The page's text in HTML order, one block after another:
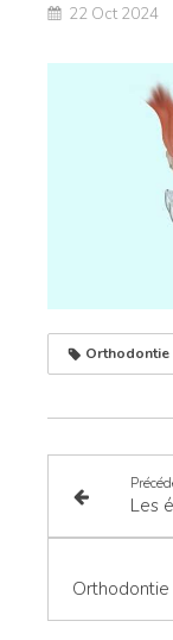
22 Oct 2024
Orthodontie
Les